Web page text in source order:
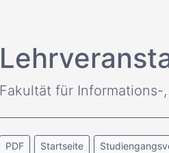
Fakultät für
PDF Startseite